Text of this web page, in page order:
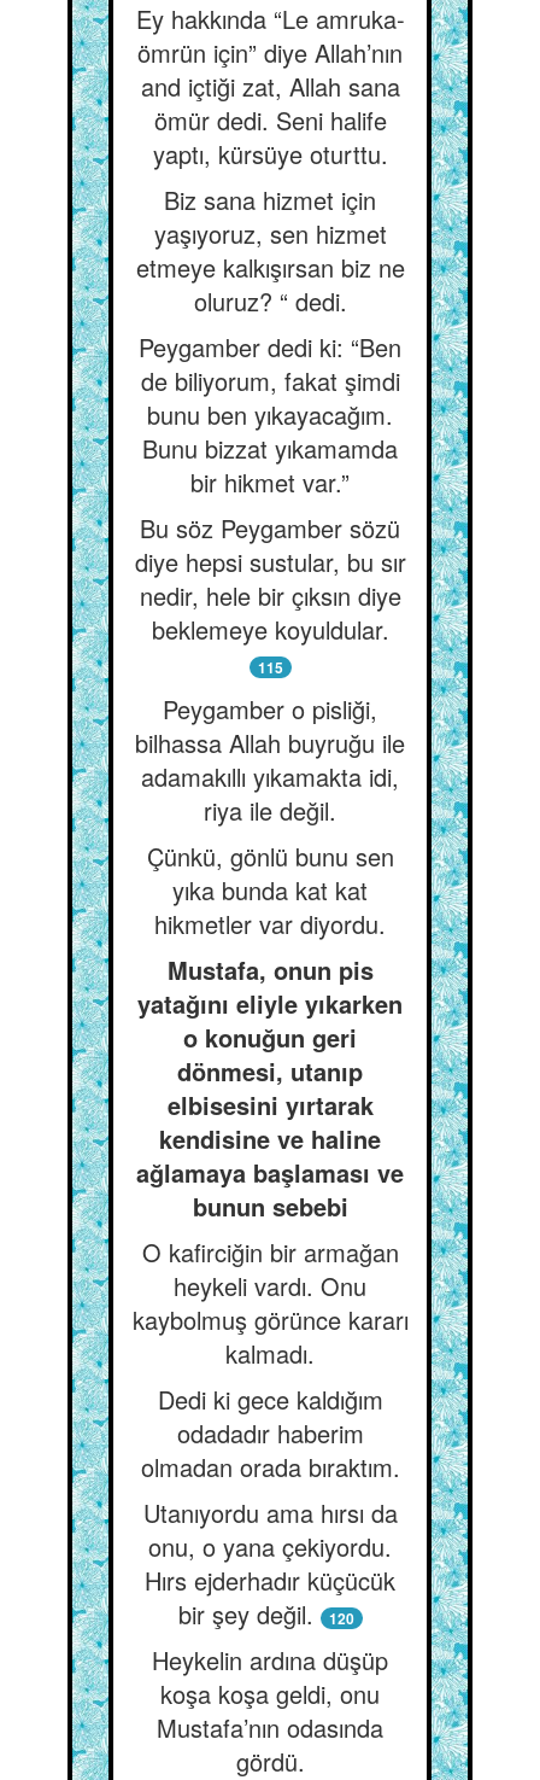
Ey hakkında “Le amruka-
ömrün için” diye Allah’nın
and içtiği zat, Allah sana
ömür dedi. Seni halife
yaptı, kürsüye oturttu.
Biz sana hizmet için
yaşıyoruz, sen hizmet
etmeye kalkışırsan biz ne
oluruz? “ dedi.
Peygamber dedi ki: “Ben
de biliyorum, fakat şimdi
bunu ben yıkayacağım.
Bunu bizzat yıkamamda
bir hikmet var.”
Bu söz Peygamber sözü
diye hepsi sustular, bu sır
nedir, hele bir çıksın diye
beklemeye koyuldular.
115
Peygamber o pisliği,
bilhassa Allah buyruğu ile
adamakıllı yıkamakta idi,
riya ile değil.
Çünkü, gönlü bunu sen
yıka bunda kat kat
hikmetler var diyordu.
Mustafa, onun pis
yatağını eliyle yıkarken
o konuğun geri
dönmesi, utanıp
elbisesini yırtarak
kendisine ve haline
ağlamaya başlaması ve
bunun sebebi
O kafirciğin bir armağan
heykeli vardı. Onu
kaybolmuş görünce kararı
kalmadı.
Dedi ki gece kaldığım
odadadır haberim
olmadan orada bıraktım.
Utanıyordu ama hırsı da
onu, o yana çekiyordu.
Hırs ejderhadır küçücük
bir şey değil.
120
Heykelin ardına düşüp
koşa koşa geldi, onu
Mustafa’nın odasında
gördü.